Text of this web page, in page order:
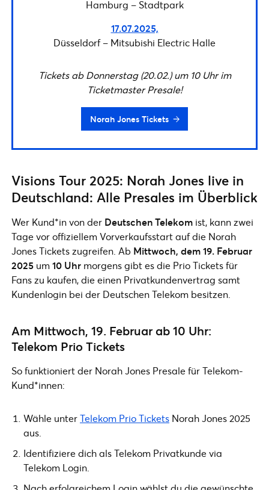
Hamburg – Stadtpark
17.07.2025,
Düsseldorf – Mitsubishi Electric Halle
Tickets ab Donnerstag (20.02.) um 10 Uhr im
Ticketmaster Presale!
Norah Jones Tickets
Visions Tour 2025: Norah Jones live in
Deutschland: Alle Presales im Überblick
Wer Kund*in von der Deutschen Telekom ist, kann zwei
Tage vor offiziellem Vorverkaufsstart auf die Norah
Jones Tickets zugreifen. Ab Mittwoch, dem 19. Februar
2025 um10 Uhr morgens gibt es die Prio Tickets für
Fans zu kaufen, die einen Privatkundenvertrag samt
Kundenlogin bei der Deutschen Telekom besitzen.
Am Mittwoch, 19. Februar ab 10 Uhr:
Telekom Prio Tickets
So funktioniert der Norah Jones Presale für Telekom-
Kund*innen:
Wähle unterTelekom Prio Tickets Norah Jones 2025
aus.
Identifiziere dich als Telekom Privatkunde via
Telekom Login.